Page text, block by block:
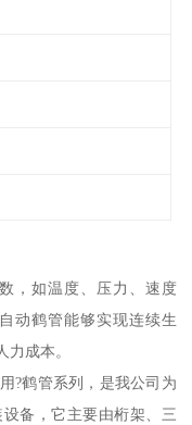
，如温度、压力、速度
动鹤管能够实现连续生
成本。
?鹤管系列，是我公司为
备，它主要由桁架、三